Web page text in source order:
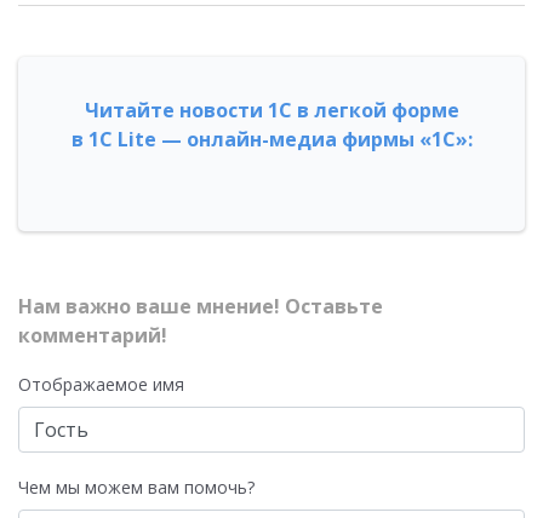
Читайте новости 1С в легкой форме
в 1С Lite — онлайн-медиа фирмы «1С»:
Нам важно ваше мнение! Оставьте
комментарий!
Отображаемое имя
Чем мы можем вам помочь?